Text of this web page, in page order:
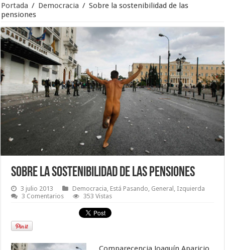
Portada / Democracia / Sobre la sostenibilidad de las
pensiones
Sobre la sostenibilidad de las pensiones
3 julio 2013 Democracia Está Pasando General
Izquierda
3 Comentarios
353 Vistas